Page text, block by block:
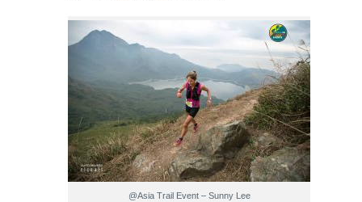
@Asia Trail Event – Sunny Lee